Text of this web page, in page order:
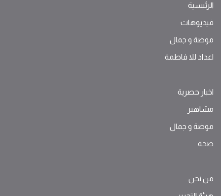
الرئيسية
فيديوهات
موضة ‫و‬ ‫‬‫جمال‬
اعداد للا فاطمة
اخبار حصرية
مشاهير
موضة ‫و‬ ‫‬‫جمال‬
صحة
من نحن